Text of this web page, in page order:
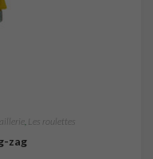
, Les roulettes
zag